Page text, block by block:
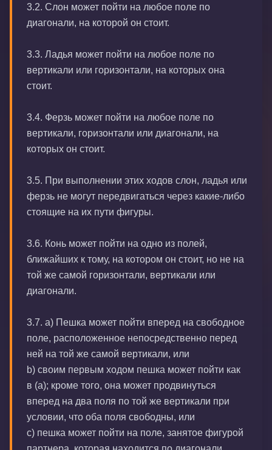
3.2. Слон может пойти на любое поле по
диагонали, на которой он стоит.
3.3. Ладья может пойти на любое поле по
вертикали или горизонтали, на которых она
стоит.
3.4. Ферзь может пойти на любое поле по
вертикали, горизонтали или диагонали, на
которых он стоит.
3.5. При выполнении этих ходов слон, ладья или
ферзь не могут передвигаться через какие-либо
стоящие на их пути фигуры.
3.6. Конь может пойти на одно из полей,
ближайших к тому, на котором он стоит, но не на
той же самой горизонтали, вертикали или
диагонали.
3.7. а) Пешка может пойти вперед на свободное
поле, расположенное непосредственно перед
ней на той же самой вертикали, или
b) своим первым ходом пешка может пойти как
в (а); кроме того, она может продвинуться
вперед на два поля по той же вертикали при
условии, что оба поля свободны, или
с) пешка может пойти на поле, занятое фигурой